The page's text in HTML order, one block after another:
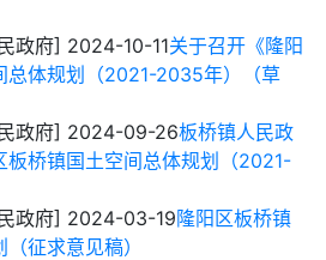
政府] 2024-10-11关于召开《隆阳
总体规划（2021-2035年）（草
政府] 2024-09-26板桥镇人民政
板桥镇国土空间总体规划（2021-
政府] 2024-03-19隆阳区板桥镇
征求意见稿）